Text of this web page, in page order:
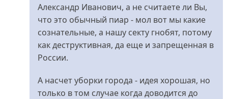
відповідь
до
Ждем..
від
Меланченко
Александр Иванович, а не считаете ли Вы,
что это обычный пиар - мол вот мы какие
сознательные, а нашу секту гнобят, потому
как деструктивная, да еще и запрещенная в
России.
А насчет уборки города - идея хорошая, но
только в том случае когда доводится до